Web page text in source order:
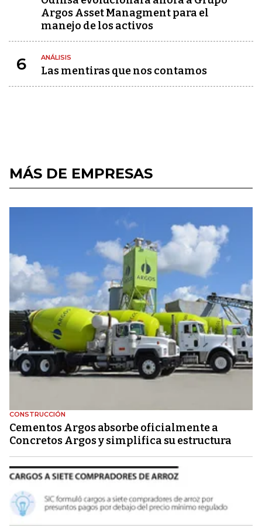
Argos Asset Managment para el
manejo de los activos
6 ANÁLISIS
Las mentiras que nos contamos
MÁS DE EMPRESAS
CONSTRUCCIÓN
Cementos Argos absorbe oficialmente a
Concretos Argos y simplifica su estructura